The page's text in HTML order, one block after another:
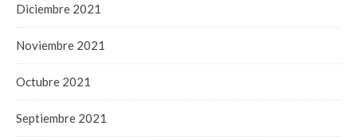
Diciembre 2021
Noviembre 2021
Octubre 2021
Septiembre 2021